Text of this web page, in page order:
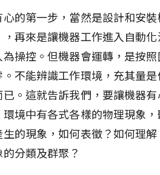
的第一步，當然是設計和安
再來是讓機器工作進入自動
操控。但機器會運轉，是按
不能辨識工作環境，充其量
。這就告訴我們，要讓機器
境中有各式各樣的物理現象
的現象，如何表徵？如何理
分類及群聚？